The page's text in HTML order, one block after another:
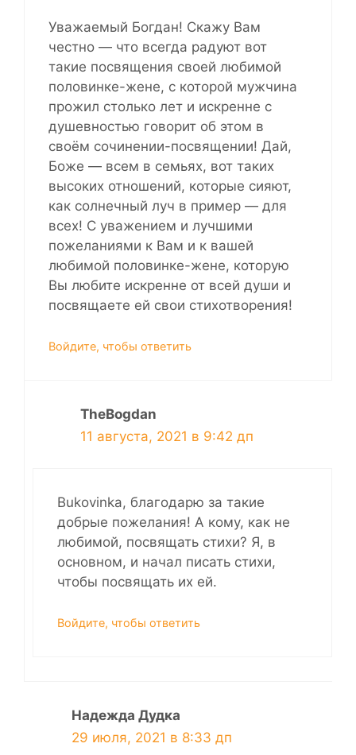
Уважаемый Богдан! Скажу Вам
честно — что всегда радуют вот
такие посвящения своей любимой
половинке-жене, с которой мужчина
прожил столько лет и искренне с
душевностью говорит об этом в
своём сочинении-посвящении! Дай,
Боже — всем в семьях, вот таких
высоких отношений, которые сияют,
как солнечный луч в пример — для
всех! С уважением и лучшими
пожеланиями к Вам и к вашей
любимой половинке-жене, которую
Вы любите искренне от всей души и
посвящаете ей свои стихотворения!
Войдите, чтобы ответить
TheBogdan
11 августа, 2021 в 9:42 дп
Bukovinka, благодарю за такие
добрые пожелания! А кому, как не
любимой, посвящать стихи? Я, в
основном, и начал писать стихи,
чтобы посвящать их ей.
Войдите, чтобы ответить
Надежда Дудка
29 июля, 2021 в 8:33 дп